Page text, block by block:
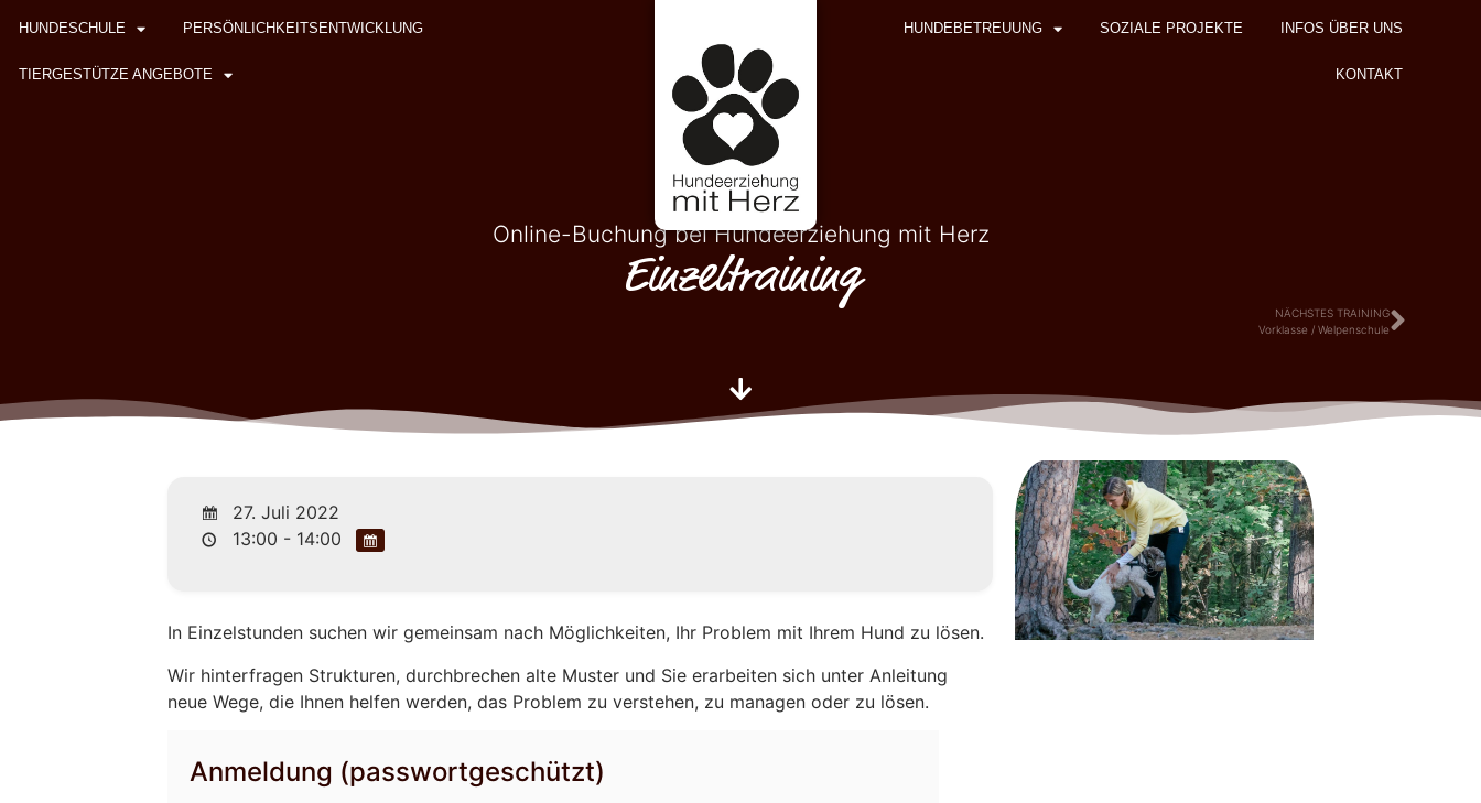
HUNDESCHULE PERSÖNLICHKEITSENTWICKLUNG
TIERGESTÜTZE ANGEBOTE
HUNDEBETREUUNG SOZIALE PROJEKTE INFOS ÜBER UNS
KONTAKT
Online-Buchung bei Hundeerziehung mit Herz
Einzeltraining
NÄCHSTES TRAINING
Vorklasse / Welpenschule
27. Juli 2022
13:00 - 14:00
In Einzelstunden suchen wir gemeinsam nach Möglichkeiten, Ihr Problem mit Ihrem Hund zu lösen.
Wir hinterfragen Strukturen, durchbrechen alte Muster und Sie erarbeiten sich unter Anleitung
neue Wege, die Ihnen helfen werden, das Problem zu verstehen, zu managen oder zu lösen.
Anmeldung (passwortgeschützt)